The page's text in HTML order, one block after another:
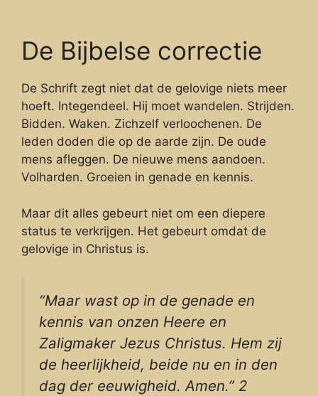
De Bijbelse correctie
De Schrift zegt niet dat de gelovige niets meer
hoeft. Integendeel. Hij moet wandelen. Strijden.
Bidden. Waken. Zichzelf verloochenen. De
leden doden die op de aarde zijn. De oude
mens afleggen. De nieuwe mens aandoen.
Volharden. Groeien in genade en kennis.
Maar dit alles gebeurt niet om een diepere
status te verkrijgen. Het gebeurt omdat de
gelovige in Christus is.
“Maar wast op in de genade en
kennis van onzen Heere en
Zaligmaker Jezus Christus. Hem zij
de heerlijkheid, beide nu en in den
dag der eeuwigheid. Amen.” 2